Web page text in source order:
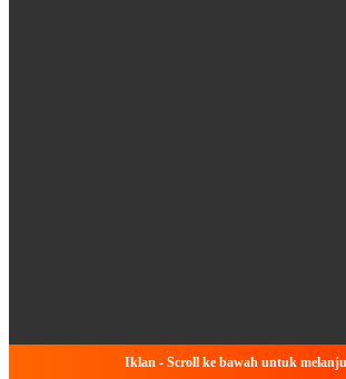
Iklan - Scroll ke bawah untuk